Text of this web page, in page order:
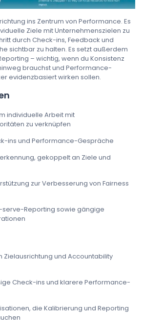
ins Zentrum von Performance. Es
Ziele mit Unternehmenszielen zu
durch Check-ins, Feedback und
sichtbar zu halten. Es setzt außerdem
– wichtig, wenn du Konsistenz
brauchst und Performance-
evidenzbasiert wirken sollen.
individuelle Arbeit mit
zu verknüpfen
ins und Performance-Gespräche
gekoppelt an Ziele und
zur Verbesserung von Fairness
serve-Reporting sowie gängige
Zielausrichtung und Accountability
Check-ins und klarere Performance-
die Kalibrierung und Reporting